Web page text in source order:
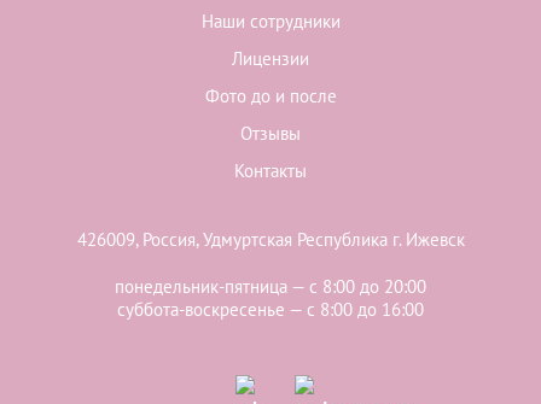
Наши сотрудники
Лицензии
Фото до и после
Отзывы
Контакты
426009, Россия, Удмуртская Республика г. Ижевск
понедельник-пятница — с 8:00 до 20:00
суббота-воскресенье — с 8:00 до 16:00